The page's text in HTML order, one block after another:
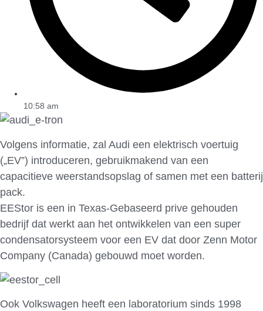
10:58 am
Volgens informatie, zal Audi een elektrisch voertuig
(„EV”) introduceren, gebruikmakend van een
capacitieve weerstandsopslag of samen met een batterij
pack.
EEStor is een in Texas-Gebaseerd prive gehouden
bedrijf dat werkt aan het ontwikkelen van een super
condensatorsysteem voor een EV dat door Zenn Motor
Company (Canada) gebouwd moet worden.
Ook Volkswagen heeft een laboratorium sinds 1998